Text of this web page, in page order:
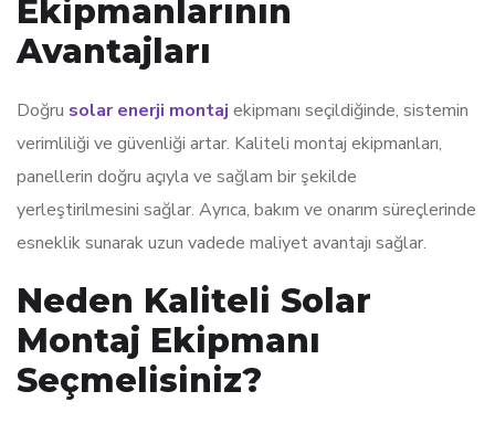
Ekipmanlarının
Avantajları
Doğru solar enerji montaj ekipmanı seçildiğinde, sistemin
verimliliği ve güvenliği artar. Kaliteli montaj ekipmanları,
panellerin doğru açıyla ve sağlam bir şekilde
yerleştirilmesini sağlar. Ayrıca, bakım ve onarım süreçlerinde
esneklik sunarak uzun vadede maliyet avantajı sağlar.
Neden Kaliteli Solar
Montaj Ekipmanı
Seçmelisiniz?